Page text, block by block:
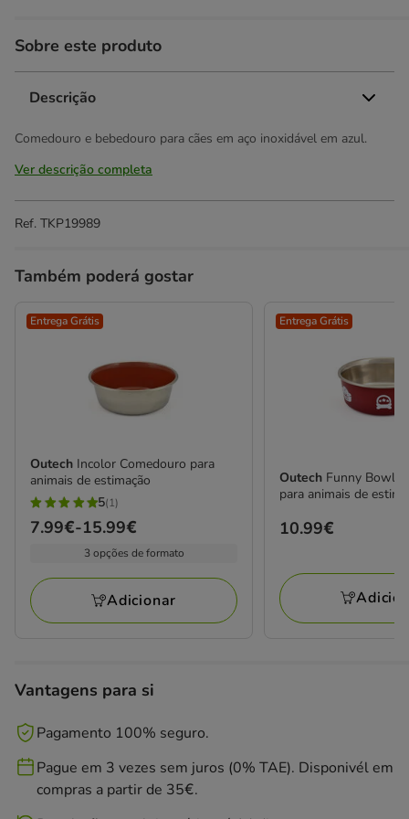
Sobre este produto
Descrição
Comedouro e bebedouro para cães em aço inoxidável em azul.
Ver descrição completa
Ref. TKP19989
Também poderá gostar
Entrega Grátis
Outech Incolor Comedouro para
animais de estimação
5
estrelas
1
avaliações
5(1)
Preço
a
15.99€
7.99€-15.99€
3 opções de formato
Adicionar
Entrega Grátis
Outech Funny Bowl
para animais de
Preço
10.99€
Vantagens para si
Pagamento 100% seguro.
Pague em 3 vezes sem juros (0% TAE). Disponivél em
compras a partir de 35€.